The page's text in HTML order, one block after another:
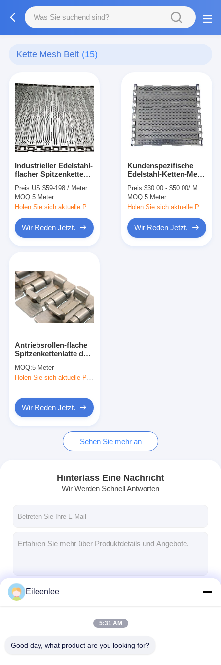
Kette Mesh Belt (15)
Industrieller Edelstahl-
flacher Spitzenketten-
Processing-Förderer
Preis:US $59-198 / Meter | 50 Meters (Min. Order)
MOQ:5 Meter
Wir Reden Jetzt.
Kundenspezifische
Edelstahl-Ketten-Mesh
Conveyor-Verbindung
Preis:$30.00 - $50.00/ Meter|2 Meter/Meters(Min. Order)
MOQ:5 Meter
Wir Reden Jetzt.
Antriebsrollen-flache
Spitzenkettenlatte des
Lebensmittelverarbeitung
MOQ:5 Meter
Wir Reden Jetzt.
Sehen Sie mehr an
Hinterlass Eine Nachricht
Wir Werden Schnell Antworten
Eileenlee
5:31 AM
Good day, what product are you looking for?